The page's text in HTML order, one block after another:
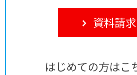
資料請求
はじめての方はこ